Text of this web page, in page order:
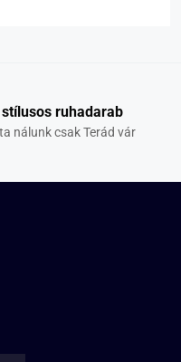
ruhadarab
nálunk csak Terád vár